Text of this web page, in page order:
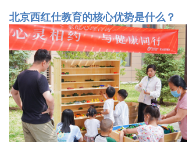
北京西红仕教育的核心优势是什么？